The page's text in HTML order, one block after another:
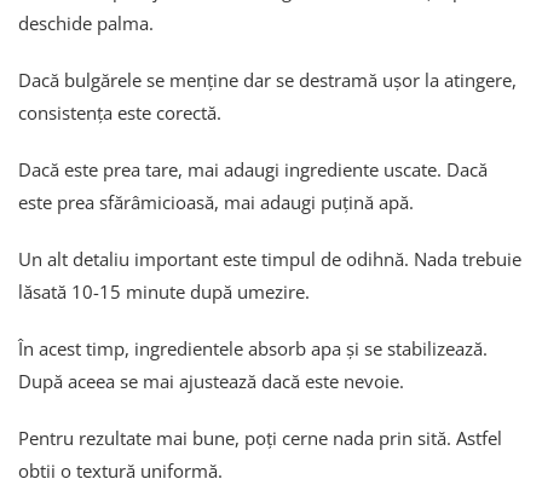
deschide palma.
Dacă bulgărele se menține dar se destramă ușor la atingere,
consistența este corectă.
Dacă este prea tare, mai adaugi ingrediente uscate. Dacă
este prea sfărâmicioasă, mai adaugi puțină apă.
Un alt detaliu important este timpul de odihnă. Nada trebuie
lăsată 10-15 minute după umezire.
În acest timp, ingredientele absorb apa și se stabilizează.
După aceea se mai ajustează dacă este nevoie.
Pentru rezultate mai bune, poți cerne nada prin sită. Astfel
obții o textură uniformă.